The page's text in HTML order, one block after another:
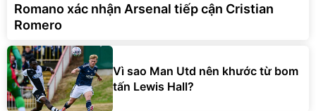
Romano xác nhận Arsenal tiếp cận Cristian
Romero
Vì sao Man Utd nên khước từ bom
tấn Lewis Hall?